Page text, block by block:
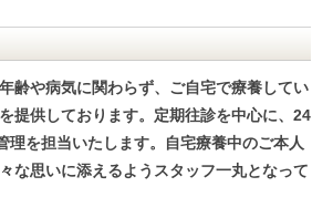
齢や病気に関わらず、ご自宅で療養してい
提供しております。定期往診を中心に、24
理を担当いたします。自宅療養中のご本人
な思いに添えるようスタッフ一丸となって